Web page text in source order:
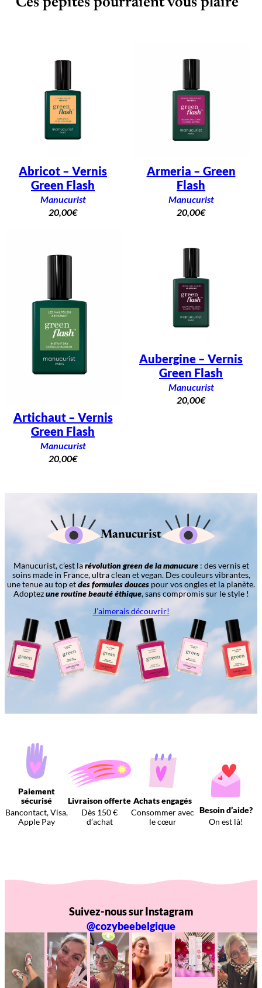
Ces pépites pourraient vous plaire
Abricot – Vernis
Green Flash
Manucurist
20,00€
Armeria – Green
Flash
Manucurist
20,00€
Artichaut – Vernis
Green Flash
Manucurist
20,00€
Aubergine – Vernis
Green Flash
Manucurist
20,00€
Manucurist
Manucurist, c’est larévolution green de la manucure: des vernis et
soins made in France, ultra clean et vegan. Des couleurs vibrantes,
une tenue au top etdes formules douces pour vos ongles et la planète.
Adoptezune routine beauté éthique, sans compromis sur le style !
J’aimerais découvrir!
Paiement
sécurisé
Bancontact, Visa,
Apple Pay
Livraison offerte
Dès 150 €
d’achat
Achats engagés
Consommer avec
le cœur
Besoin d’aide?
On est là!
Suivez-nous sur Instagram
@cozybeebelgique